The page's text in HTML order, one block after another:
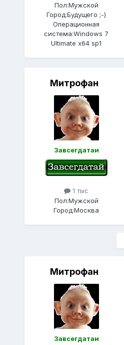
Пол:Мужской
Город:Будущего ;-)
Операционная
система:Windows 7
Ultimate x64 sp1
Митрофан
Завсегдатаи
1 тыс
Пол:Мужской
Город:Москва
Митрофан
Завсегдатаи